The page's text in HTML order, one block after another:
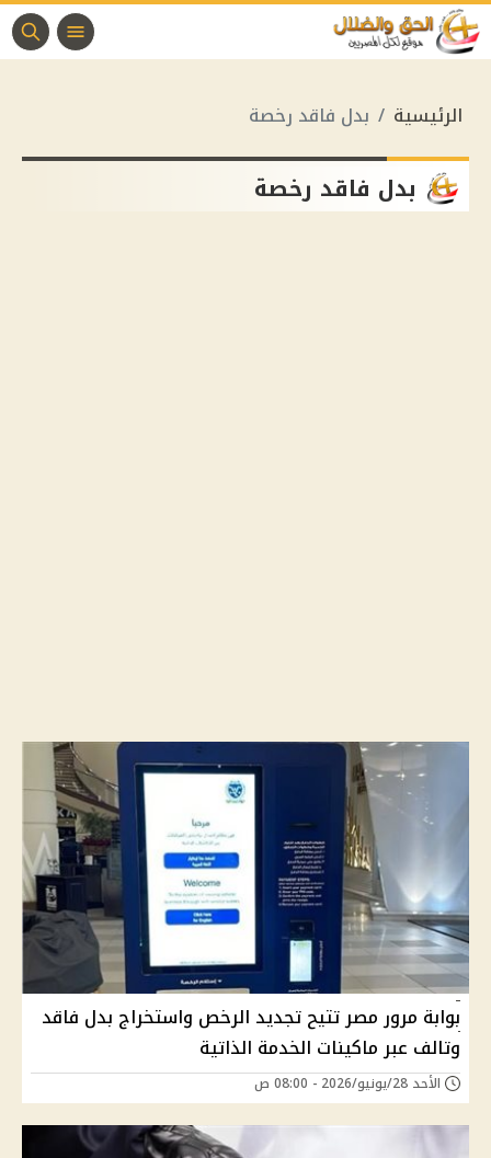
الرئيسية بدل فاقد رخصة
بدل فاقد رخصة
بوابة مرور مصر تتيح تجديد الرخص واستخراج بدل فاقد
وتالف عبر ماكينات الخدمة الذاتية
الأحد 28/يونيو/2026 - 08:00 ص